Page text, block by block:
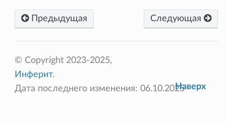
Предыдущая Следующая
© Copyright 2023-2025,
Инферит.
Дата последнего изменения: 06.10.2025Наверх